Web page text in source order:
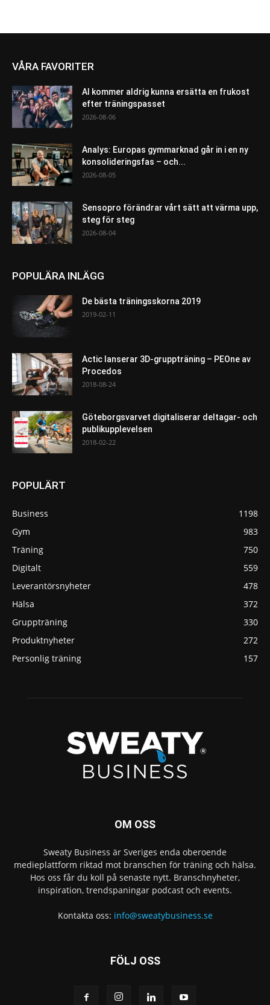
VÅRA FAVORITER
AI kommer aldrig kunna ersätta en frukost
efter träningspasset
2026-08-06
Analys: Europas gymmarknad går in i en ny
konsolideringsfas – och...
2026-08-05
Sensopro förändrar vårt sätt att värma upp,
steg för steg
2026-08-04
POPULÄRA INLÄGG
De bästa träningsskorna 2019
2019-02-11
Actic lanserar 3D-gruppträning – PEOne av
Procedos
2018-08-24
Göteborgsvarvet digitaliserar deltagar- och
publikupplevelsen
2018-02-22
POPULÄRT
Business
1198
Gym
983
Träning
750
Digitalt
559
Leverantörsnyheter
478
Hälsa
372
Gruppträning
330
Produktnyheter
272
Personlig träning
157
OM OSS
Sweaty Business är Sveriges enda oberoende
medieplattform riktad mot branschen för träning och hälsa.
Hos oss får du koll på senaste nytt. Branschnyheter,
inspiration, trendspaningar podcast och events.
Kontakta oss: info@sweatybusiness.se
FÖLJ OSS